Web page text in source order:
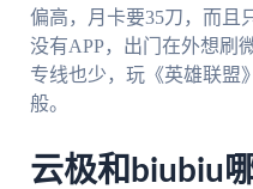
偏高，月卡要35刀，而且
没有APP，出门在外想刷
专线也少，玩《英雄联盟
般。
云极和biubiu